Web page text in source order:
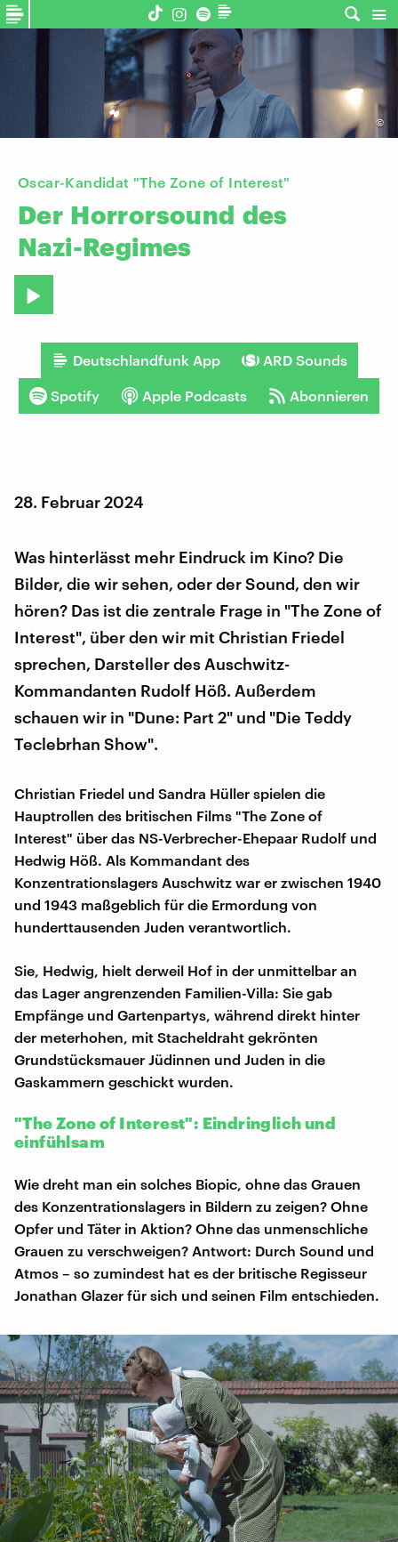
©
Oscar-Kandidat "The Zone of Interest"
Der Horrorsound des
Nazi-Regimes
Deutschlandfunk App ARD Sounds
Spotify Apple Podcasts Abonnieren
28. Februar 2024
Was hinterlässt mehr Eindruck im Kino? Die
Bilder, die wir sehen, oder der Sound, den wir
hören? Das ist die zentrale Frage in "The Zone of
Interest", über den wir mit Christian Friedel
sprechen, Darsteller des Auschwitz-
Kommandanten Rudolf Höß. Außerdem
schauen wir in "Dune: Part 2" und "Die Teddy
Teclebrhan Show".
Christian Friedel und Sandra Hüller spielen die
Hauptrollen des britischen Films "The Zone of
Interest" über das NS-Verbrecher-Ehepaar Rudolf und
Hedwig Höß. Als Kommandant des
Konzentrationslagers Auschwitz war er zwischen 1940
und 1943 maßgeblich für die Ermordung von
hunderttausenden Juden verantwortlich.
Sie, Hedwig, hielt derweil Hof in der unmittelbar an
das Lager angrenzenden Familien-Villa: Sie gab
Empfänge und Gartenpartys, während direkt hinter
der meterhohen, mit Stacheldraht gekrönten
Grundstücksmauer Jüdinnen und Juden in die
Gaskammern geschickt wurden.
"The Zone of Interest": Eindringlich und
einfühlsam
Wie dreht man ein solches Biopic, ohne das Grauen
des Konzentrationslagers in Bildern zu zeigen? Ohne
Opfer und Täter in Aktion? Ohne das unmenschliche
Grauen zu verschweigen? Antwort: Durch Sound und
Atmos – so zumindest hat es der britische Regisseur
Jonathan Glazer für sich und seinen Film entschieden.